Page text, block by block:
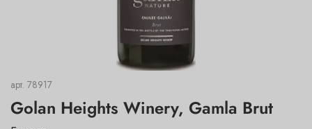
арт. 78917
Golan Heights Winery, Gamla Brut